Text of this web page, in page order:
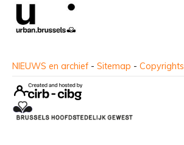
NIEUWS en archief - Sitemap - Copyrights